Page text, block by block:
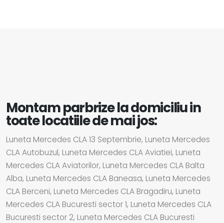
Montam parbrize la domiciliu in
toate locatiile de mai jos:
Luneta Mercedes CLA 13 Septembrie, Luneta Mercedes
CLA Autobuzul, Luneta Mercedes CLA Aviatiei, Luneta
Mercedes CLA Aviatorilor, Luneta Mercedes CLA Balta
Alba, Luneta Mercedes CLA Baneasa, Luneta Mercedes
CLA Berceni, Luneta Mercedes CLA Bragadiru, Luneta
Mercedes CLA Bucuresti sector 1, Luneta Mercedes CLA
Bucuresti sector 2, Luneta Mercedes CLA Bucuresti